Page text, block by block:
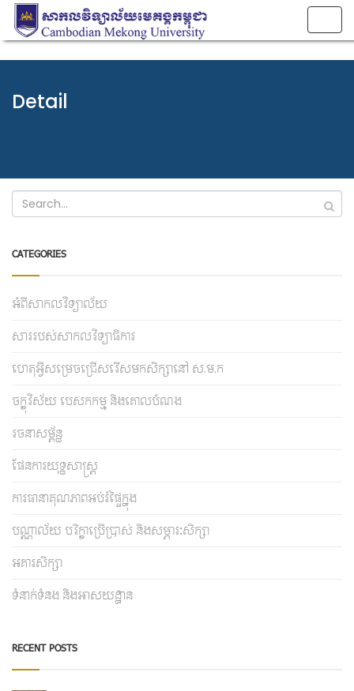
Detail
CATEGORIES
អំពីសាកលវិទ្យាល័យ
សាររបស់សាកលវិទ្យាធិការ
ហេតុអ្វីសម្រេចជ្រើសរើសមកសិក្សានៅ ស.ម.ក
ចក្ខុវិស័យ បេសកកម្ម និងគោលបំណង
រចនាសម្ព័ន្ធ
ផែនការយុទ្ធសាស្រ្ត
ការធានាគុណភាពអប់រំផ្ទៃក្នុង
បណ្ណាល័យ បរិក្ខាប្រើប្រាស់ និងសម្ភារៈសិក្សា
អគារសិក្សា
ទំនាក់ទំនង និងអាសយដ្ឋាន
RECENT POSTS